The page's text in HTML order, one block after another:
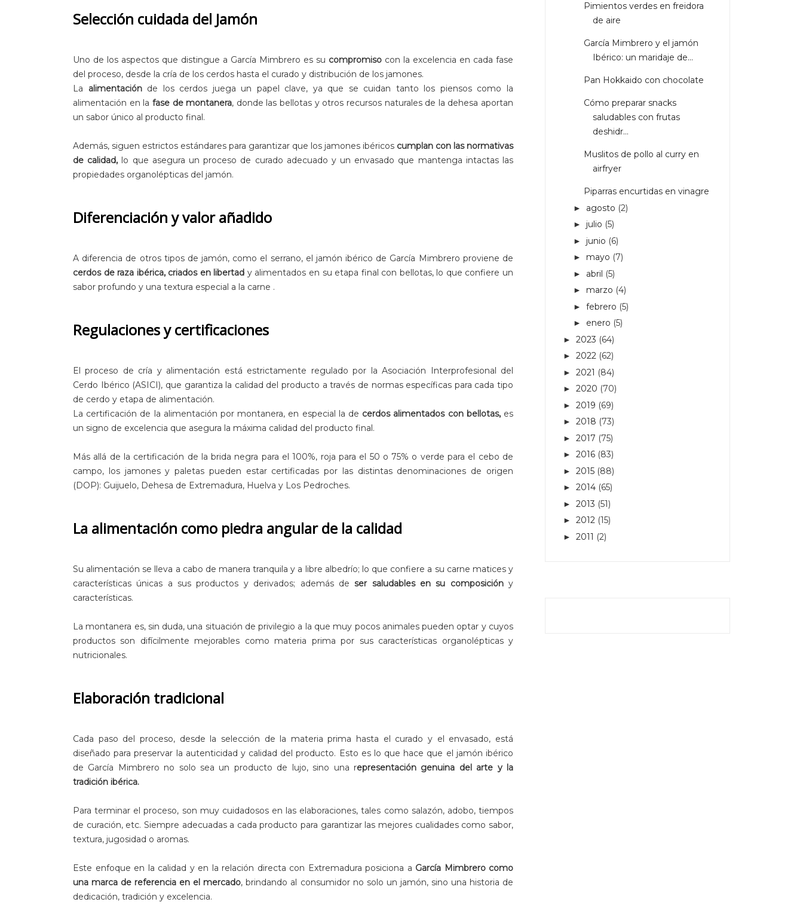
Selección cuidada del Jamón
Uno de los aspectos que distingue a García Mimbrero es su compromiso con la excelencia en cada fase
del proceso, desde la cría de los cerdos hasta el curado y distribución de los jamones.
La alimentaciónde los cerdos juega un papel clave, ya que se cuidan tanto los piensos como la
alimentación en la fase de montanera, donde las bellotas y otros recursos naturales de la dehesa aportan
un sabor único al producto final.
Además, siguen estrictos estándares para garantizar que los jamones ibéricos cumplan con las normativas
de calidad, lo que asegura un proceso de curado adecuado y un envasado que mantenga intactas las
propiedades organolépticas del jamón.
Diferenciación y valor añadido
A diferencia de otros tipos de jamón, como el serrano, el jamón ibérico de García Mimbrero proviene de
cerdos de raza ibérica, criados en libertad y alimentados en su etapa final con bellotas, lo que confiere un
sabor profundo y una textura especial a la carne .
Regulaciones y certificaciones
El proceso de cría y alimentación está estrictamente regulado por la Asociación Interprofesional del
Cerdo Ibérico (ASICI), que garantiza la calidad del producto a través de normas específicas para cada tipo
de cerdo y etapa de alimentación.
La certificación de la alimentación por montanera, en especial la de cerdos alimentados con bellotas,es
un signo de excelencia que asegura la máxima calidad del producto final.
Más allá de la certificación de la brida negra para el 100%, roja para el 50 o 75% o verde para el cebo de
campo, los jamones y paletas pueden estar certificadas por las distintas denominaciones de origen
(DOP): Guijuelo, Dehesa de Extremadura, Huelva y Los Pedroches.
La alimentación como piedra angular de la calidad
Su alimentación se lleva a cabo de manera tranquila y a libre albedrío; lo que confiere a su carne matices y
características únicas a sus productos y derivados; además deser saludables en su composicióny
características.
La montanera es, sin duda, una situación de privilegio a la que muy pocos animales pueden optar y cuyos
productos son difícilmente mejorables como materia prima por sus características organolépticas y
nutricionales.
Elaboración tradicional
Cada paso del proceso, desde la selección de la materia prima hasta el curado y el envasado, está
diseñado para preservar la autenticidad y calidad del producto. Esto es lo que hace que el jamón ibérico
de García Mimbrero no solo sea un producto de lujo, sino una representación genuina del arte y la
tradición ibérica.
Para terminar el proceso, son muy cuidadosos en las elaboraciones, tales como salazón, adobo, tiempos
de curación, etc. Siempre adecuadas a cada producto para garantizar las mejores cualidades como sabor,
textura, jugosidad o aromas.
Este enfoque en la calidad y en la relación directa con Extremadura posiciona a García Mimbrero como
una marca de referencia en el mercado, brindando al consumidor no solo un jamón, sino una historia de
dedicación, tradición y excelencia.
Pimientos verdes en freidora
de aire
García Mimbrero y el jamón
Ibérico: un maridaje de...
Pan Hokkaido con chocolate
Cómo preparar snacks
saludables con frutas
deshidr...
Muslitos de pollo al curry en
airfryer
Piparras encurtidas en vinagre
► agosto (2)
► julio (5)
► junio (6)
► mayo (7)
► abril (5)
► marzo (4)
► febrero (5)
► enero (5)
► 2023 (64)
► 2022 (62)
► 2021 (84)
► 2020 (70)
► 2019 (69)
► 2018 (73)
► 2017 (75)
► 2016 (83)
► 2015 (88)
► 2014 (65)
► 2013 (51)
► 2012 (15)
► 2011 (2)